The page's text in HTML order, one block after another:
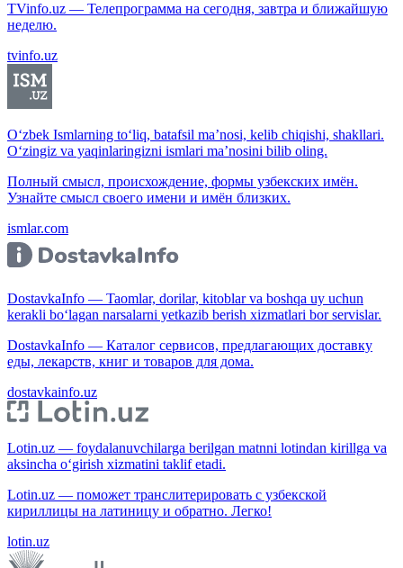
TVinfo.uz — Телепрограмма на сегодня, завтра и ближайшую
неделю.
tvinfo.uz
O‘zbek Ismlarning to‘liq, batafsil ma’nosi, kelib chiqishi, shakllari.
O‘zingiz va yaqinlaringizni ismlari ma’nosini bilib oling.
Полный смысл, происхождение, формы узбекских имён.
Узнайте смысл своего имени и имён близких.
ismlar.com
DostavkaInfo — Taomlar, dorilar, kitoblar va boshqa uy uchun
kerakli bo‘lagan narsalarni yetkazib berish xizmatlari bor servislar.
DostavkaInfo — Каталог сервисов, предлагающих доставку
еды, лекарств, книг и товаров для дома.
dostavkainfo.uz
Lotin.uz — foydalanuvchilarga berilgan matnni lotindan kirillga va
aksincha o‘girish xizmatini taklif etadi.
Lotin.uz — поможет транслитерировать с узбекской
кириллицы на латиницу и обратно. Легко!
lotin.uz